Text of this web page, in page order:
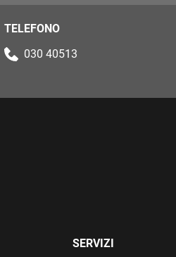
TELEFONO
030 40513
SERVIZI